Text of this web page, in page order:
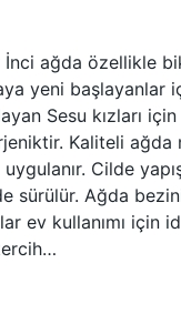
İnci ağda özellikle
yeni
Sesu kızları
Kaliteli ağda
Cilde
sürülür. Ağda
ev kullanımı